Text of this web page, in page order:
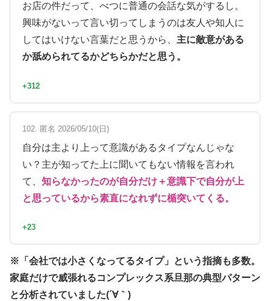
お店の件だって、べつに普通の会話な気がするし。
興味がないって言い切ってしまうのは友人や知人に
してはいけない言葉だと思うから、 主に敵意がある
か舐められてるかどちらかだと思う。
+312
102. 匿名 2026/05/10(日)
自分は主より上って意識があるタイプなんじゃな
い？主が知ってた上に聞いてもない情報を言われ
て、 知らなかったのが自分だけ＋意識下で自分が上
と思っているから素直になれずに楯突いてくる。
+23
※「会社では小さくなってるタイプ」という指摘も多数。
家庭だけで威張れるコンプレックス系旦那の典型パターン
と分析されていました(´∀｀)